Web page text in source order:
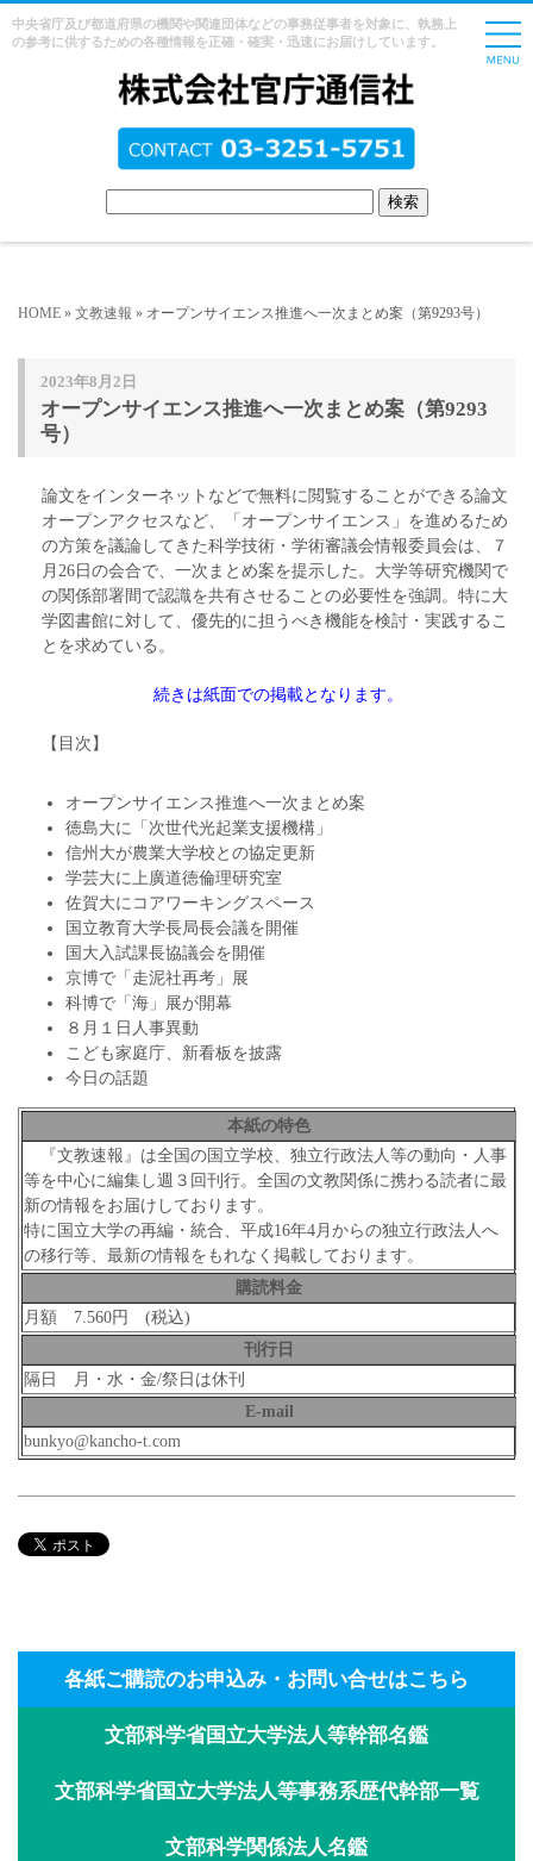
中央省庁及び都道府県の機関や関連団体などの事務従事者を対象に、執務上
の参考に供するための各種情報を正確・確実・迅速にお届けしています。
HOME » 文教速報 » オープンサイエンス推進へ一次まとめ案（第9293号）
2023年8月2日
オープンサイエンス推進へ一次まとめ案（第9293
号）
論文をインターネットなどで無料に閲覧することができる論文
オープンアクセスなど、「オープンサイエンス」を進めるため
の方策を議論してきた科学技術・学術審議会情報委員会は、７
月26日の会合で、一次まとめ案を提示した。大学等研究機関で
の関係部署間で認識を共有させることの必要性を強調。特に大
学図書館に対して、優先的に担うべき機能を検討・実践するこ
とを求めている。
続きは紙面での掲載となります。
【目次】
オープンサイエンス推進へ一次まとめ案
徳島大に「次世代光起業支援機構」
信州大が農業大学校との協定更新
学芸大に上廣道徳倫理研究室
佐賀大にコアワーキングスペース
国立教育大学長局長会議を開催
国大入試課長協議会を開催
京博で「走泥社再考」展
科博で「海」展が開幕
８月１日人事異動
こども家庭庁、新看板を披露
今日の話題
本紙の特色
『文教速報』は全国の国立学校、独立行政法人等の動向・人事
等を中心に編集し週３回刊行。全国の文教関係に携わる読者に最
新の情報をお届けしております。
特に国立大学の再編・統合、平成16年4月からの独立行政法人へ
の移行等、最新の情報をもれなく掲載しております。
購読料金
月額 7.560円 (税込)
刊行日
隔日 月・水・金/祭日は休刊
E-mail
bunkyo@kancho-t.com
各紙ご購読のお申込み・お問い合せはこちら
文部科学省国立大学法人等幹部名鑑
文部科学省国立大学法人等事務系歴代幹部一覧
文部科学関係法人名鑑